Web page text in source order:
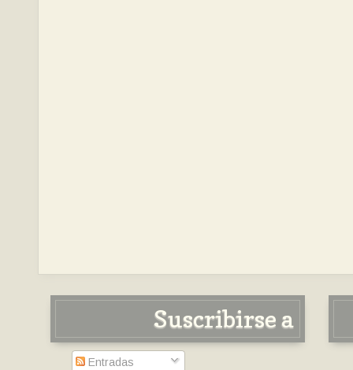
Suscribirse a
Entradas